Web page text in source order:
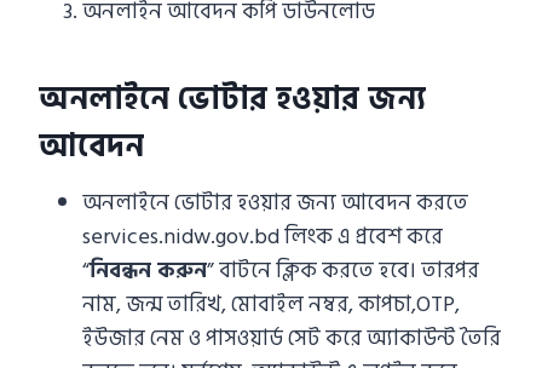
অনলাইন আবেদন কপি ডাউনলোড
অনলাইনে ভোটার হওয়ার জন্য
আবেদন
অনলাইনে ভোটার হওয়ার জন্য আবেদন করতে
services.nidw.gov.bd লিংক এ প্রবেশ করে
“নিবন্ধন করুন” বাটনে ক্লিক করতে হবে। তারপর
নাম, জন্ম তারিখ, মোবাইল নম্বর, কাপচা,OTP,
ইউজার নেম ও পাসওয়ার্ড সেট করে অ্যাকাউন্ট তৈরি